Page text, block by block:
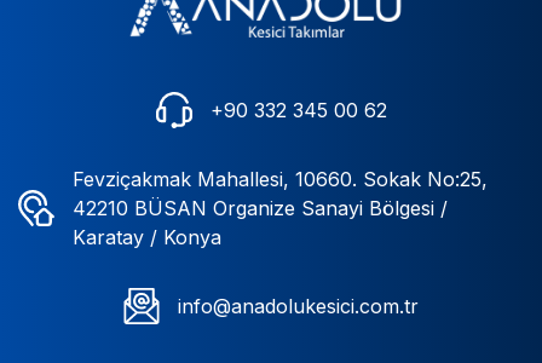
+90 332 345 00 62
Fevziçakmak Mahallesi, 10660. Sokak No:25,
42210 BÜSAN Organize Sanayi Bölgesi /
Karatay / Konya
info@anadolukesici.com.tr